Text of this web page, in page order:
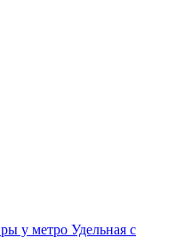
у метро Удельная с